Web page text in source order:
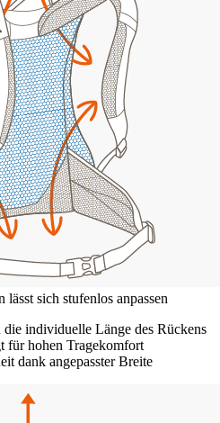
sich stufenlos anpassen
die individuelle Länge des Rückens
für hohen Tragekomfort
dank angepasster Breite